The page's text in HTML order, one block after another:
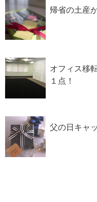
帰省の土産
オフィス移
１点！
父の日キャ